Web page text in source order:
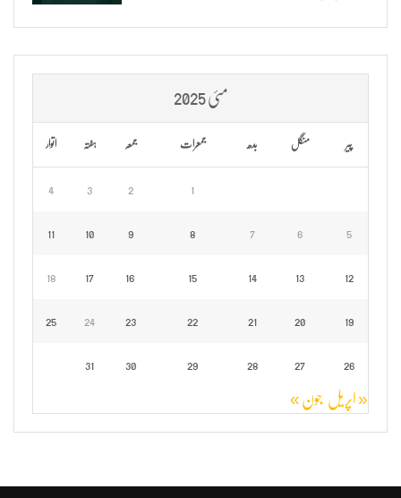
مئی 2025
پیر منگل بدھ جمعرات جمعہ ہفتہ اتوار
1
2
3
4
5
6
7
8
9
10
11
12
13
14
15
16
17
18
19
20
21
22
23
24
25
26
27
28
29
30
31
« اپریل جون »